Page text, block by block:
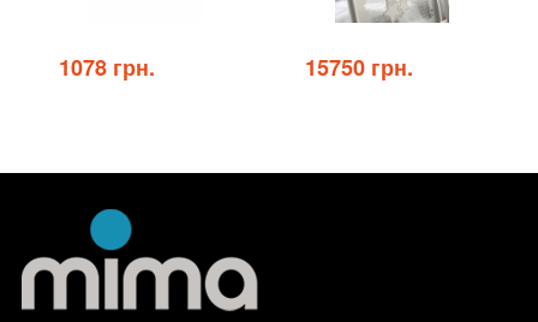
1078 грн. 15750 грн.